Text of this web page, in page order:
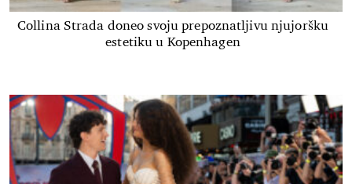
Collina Strada doneo svoju prepoznatljivu njujoršku
estetiku u Kopenhagen